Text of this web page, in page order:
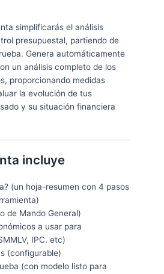
simplificarás el análisis
presupuestal, partiendo de
Genera automáticamente
un análisis completo de los
proporcionando medidas
la evolución de tus
y su situación financiera
incluye
(un hoja-resumen con 4 pasos
de Mando General)
a usar para
IPC. etc)
(configurable)
(con modelo listo para